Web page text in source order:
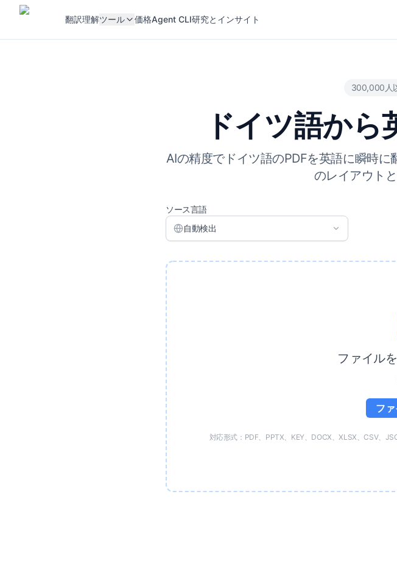
翻訳理解ツール 価格Agent CLI研究とインサイト
300,000人
ドイツ語から
AIの精度でドイツ語のPDFを英語に瞬時
のレイアウト
ソース言語
自動検出
ファイル
フ
対応形式：PDF、PPTX、KEY、DOCX、XLSX、CSV、